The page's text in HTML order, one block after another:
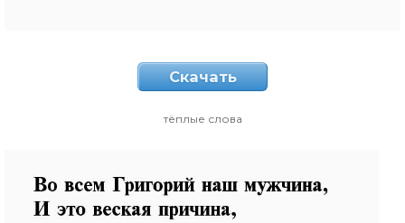
Скачать
тёплые слова